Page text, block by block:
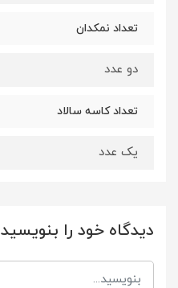
تعداد نمکدان
دو عدد
تعداد کاسه سالاد
یک عدد
دیدگاه خود را بنویسید